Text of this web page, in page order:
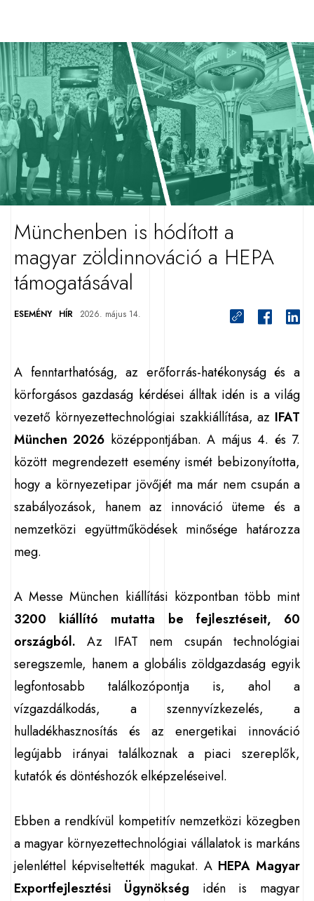
Münchenben is hódított a
magyar zöldinnováció a HEPA
támogatásával
ESEMÉNY HÍR 2026. május 14.
A fenntarthatóság, az erőforrás-hatékonyság és a
körforgásos gazdaság kérdései álltak idén is a világ
vezető környezettechnológiai szakkiállítása, az IFAT
München 2026 középpontjában. A május 4. és 7.
között megrendezett esemény ismét bebizonyította,
hogy a környezetipar jövőjét ma már nem csupán a
szabályozások, hanem az innováció üteme és a
nemzetközi együttműködések minősége határozza
meg.
A Messe München kiállítási központban több mint
3200 kiállító mutatta be fejlesztéseit, 60
országból. Az IFAT nem csupán technológiai
seregszemle, hanem a globális zöldgazdaság egyik
legfontosabb találkozópontja is, ahol a
vízgazdálkodás, a szennyvízkezelés, a
hulladékhasznosítás és az energetikai innováció
legújabb irányai találkoznak a piaci szereplők,
kutatók és döntéshozók elképzeléseivel.
Ebben a rendkívül kompetitív nemzetközi közegben
a magyar környezettechnológiai vállalatok is markáns
jelenléttel képviseltették magukat. A HEPA Magyar
Exportfejlesztési Ügynökség idén is magyar